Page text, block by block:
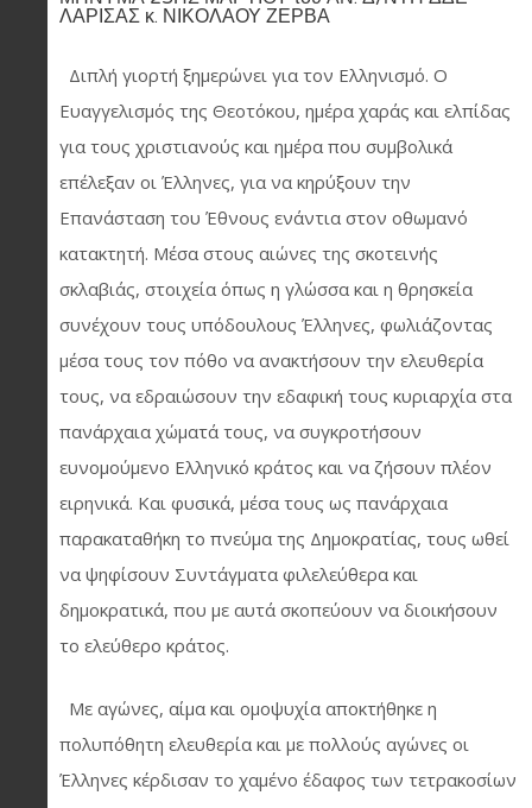
ΛΑΡΙΣΑΣ κ. ΝΙΚΟΛΑΟΥ ΖΕΡΒΑ
Διπλή γιορτή ξημερώνει για τον Ελληνισμό. Ο
Ευαγγελισμός της Θεοτόκου, ημέρα χαράς και ελπίδας
για τους χριστιανούς και ημέρα που συμβολικά
επέλεξαν οι Έλληνες, για να κηρύξουν την
Επανάσταση του Έθνους ενάντια στον οθωμανό
κατακτητή. Μέσα στους αιώνες της σκοτεινής
σκλαβιάς, στοιχεία όπως η γλώσσα και η θρησκεία
συνέχουν τους υπόδουλους Έλληνες, φωλιάζοντας
μέσα τους τον πόθο να ανακτήσουν την ελευθερία
τους, να εδραιώσουν την εδαφική τους κυριαρχία στα
πανάρχαια χώματά τους, να συγκροτήσουν
ευνομούμενο Ελληνικό κράτος και να ζήσουν πλέον
ειρηνικά. Και φυσικά, μέσα τους ως πανάρχαια
παρακαταθήκη το πνεύμα της Δημοκρατίας, τους ωθεί
να ψηφίσουν Συντάγματα φιλελεύθερα και
δημοκρατικά, που με αυτά σκοπεύουν να διοικήσουν
το ελεύθερο κράτος.
Με αγώνες, αίμα και ομοψυχία αποκτήθηκε η
πολυπόθητη ελευθερία και με πολλούς αγώνες οι
Έλληνες κέρδισαν το χαμένο έδαφος των τετρακοσίων